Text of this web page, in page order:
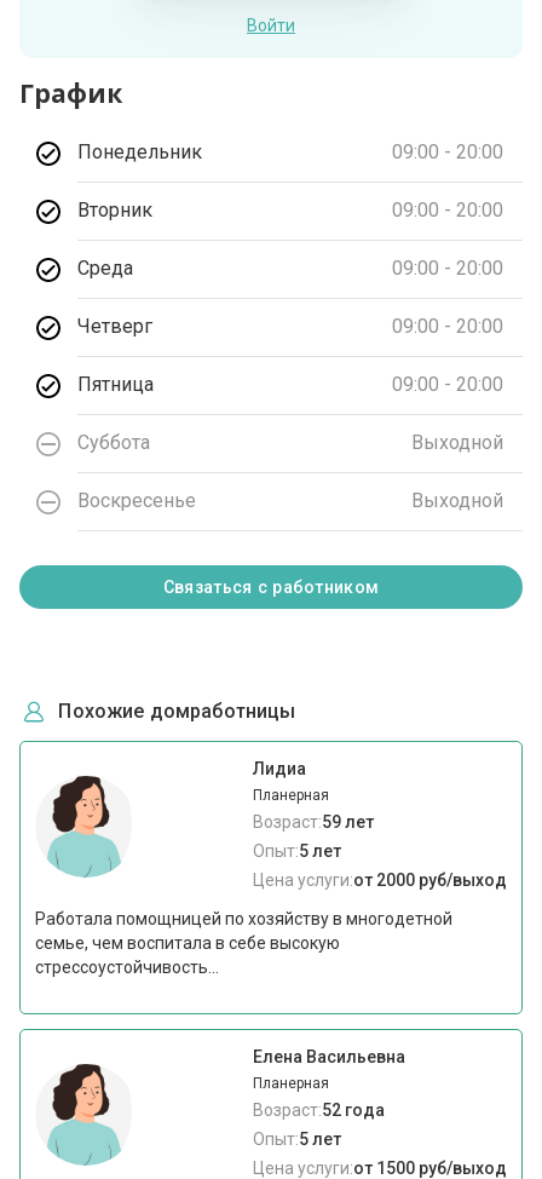
Войти
График
Понедельник 09:00 - 20:00
Вторник 09:00 - 20:00
Среда 09:00 - 20:00
Четверг 09:00 - 20:00
Пятница 09:00 - 20:00
Суббота Выходной
Воскресенье Выходной
Связаться с работником
Похожие домработницы
Лидиа
Планерная
Возраст:59 лет
Опыт:5 лет
Цена услуги:от 2000 руб/выход
Работала помощницей по хозяйству в многодетной
семье, чем воспитала в себе высокую
стрессоустойчивость...
Елена Васильевна
Планерная
Возраст:52 года
Опыт:5 лет
Цена услуги:от 1500 руб/выход